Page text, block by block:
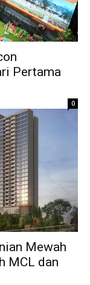
Pertama
0
Mewah
MCL dan